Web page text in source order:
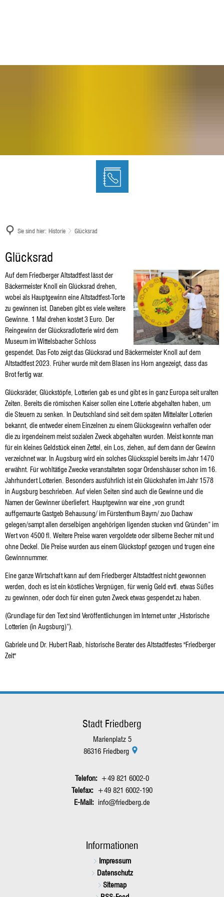
Sie sind hier: Historie Glücksrad
Glücksrad
Glücksrad
Auf dem Friedberger Altstadtfest lässt der
Bäckermeister Knoll ein Glücksrad drehen,
wobei als Hauptgewinn eine Altstadtfest-Torte
zu gewinnen ist. Daneben gibt es viele weitere
Gewinne. 1 Mal drehen kostet 3 Euro. Der
Reingewinn der Glücksradlotterie wird dem
Museum im Wittelsbacher Schloss
gespendet. Das Foto zeigt das Glücksrad und Bäckermeister Knoll auf dem
Altstadtfest 2023. Früher wurde mit dem Blasen ins Horn angezeigt, dass das
Brot fertig war.
Glücksräder, Glückstöpfe, Lotterien gab es und gibt es in ganz Europa seit uralten
Zeiten. Bereits die römischen Kaiser sollen eine Lotterie abgehalten haben, um
die Steuern zu senken. In Deutschland sind seit dem späten Mittelalter Lotterien
bekannt, die entweder einem Einzelnen zu einem Glücksgewinn verhalfen oder
die zu irgendeinem meist sozialen Zweck abgehalten wurden. Meist konnte man
für ein kleines Geldstück einen Zettel, ein Los, ziehen, auf dem dann der Gewinn
verzeichnet war. In Augsburg wird ein solches Glücksspiel bereits im Jahr 1470
erwähnt. Für wohltätige Zwecke veranstalteten sogar Ordenshäuser schon im 16.
Jahrhundert Lotterien. Besonders ausführlich ist ein Glückshafen im Jahr 1578
in Augsburg beschrieben. Auf vielen Seiten sind auch die Gewinne und die
Namen der Gewinner überliefert. Hauptgewinn war eine „von grundt
auffgemaurte Gastgeb Behausung/ im Fürstenthum Bayrn/ zuo Dachaw
gelegen/sampt allen derselbigen angehörigen ligenden stucken vnd Gründen“ im
Wert von 4500 fl. Weitere Preise waren vergoldete oder silberne Becher mit und
ohne Deckel. Die Preise wurden aus einem Glückstopf gezogen und trugen eine
Gewinnnummer.
Eine ganze Wirtschaft kann auf dem Friedberger Altstadtfest nicht gewonnen
werden, doch es ist ein köstliches Vergnügen, für wenig Geld evtl. etwas Süßes
zu gewinnen, oder doch für einen guten Zweck etwas gespendet zu haben.
(Grundlage für den Text sind Veröffentlichungen im Internet unter „Historische
Lotterien (in Augsburg)“).
Gabriele und Dr. Hubert Raab, historische Berater des Altstadtfestes "Friedberger
Zeit"
Stadt Friedberg
Marienplatz 5
86316 Friedberg
+49 821 6002-0
+49 821 6002-190
info@friedberg.de
Informationen
Impressum
Datenschutz
Sitemap